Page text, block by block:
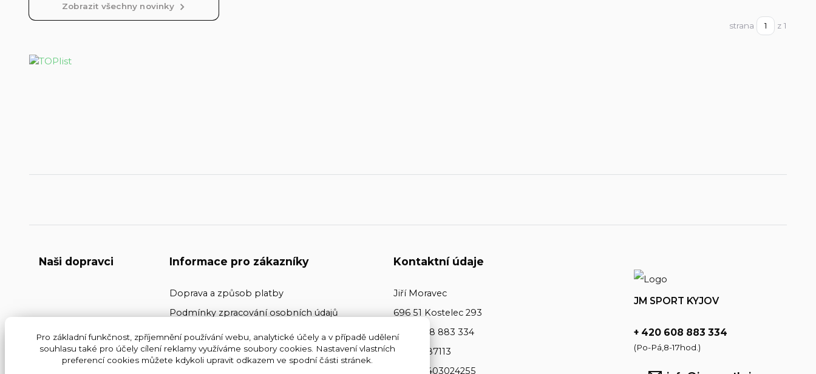
strana z 1
Zobrazit všechny novinky
Naši dopravci Informace pro zákazníky
Doprava a způsob platby
Podmínky zpracování osobních údajů
Kontakty
Obchodní podmínky
Kontaktní údaje
Jiří Moravec
696 51 Kostelec 293
+420 608 883 334
ičo: 64487113
dič: CZ7403024255
JM SPORT KYJOV
+ 420 608 883 334
(Po-Pá,8-17hod.)
Pro základní funkčnost, zpříjemnění používání webu, analytické účely a v případě udělení
souhlasu také pro účely cílení reklamy využíváme soubory cookies. Nastavení vlastních
preferencí cookies můžete kdykoli upravit odkazem ve spodní části stránek.